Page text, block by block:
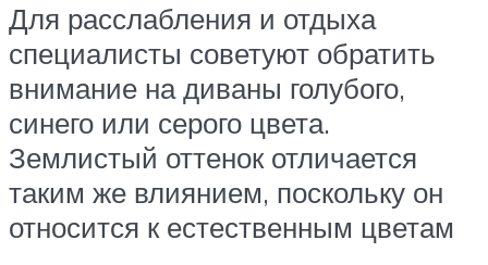
Для расслабления и отдыха
специалисты советуют обратить
внимание на диваны голубого,
синего или серого цвета.
Землистый оттенок отличается
таким же влиянием, поскольку он
относится к естественным цветам